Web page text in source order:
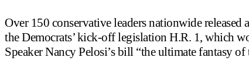
Over 150 conservative leaders nationwide
the Democrats’ kick-off legislation H.R. 1, which
Speaker Nancy Pelosi’s bill “the ultimate fantasy of